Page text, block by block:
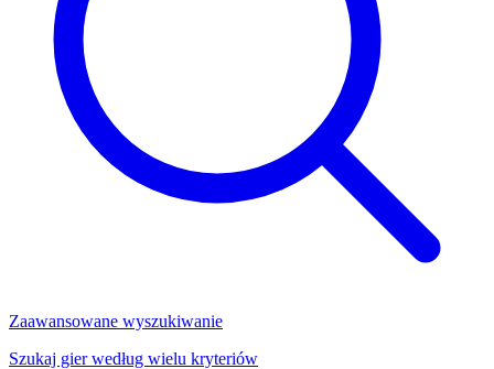
Zaawansowane wyszukiwanie
Szukaj gier według wielu kryteriów